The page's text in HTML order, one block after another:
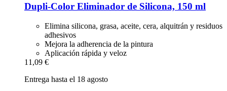
Dupli-Color Eliminador de Silicona, 150 ml
Elimina silicona, grasa, aceite, cera, alquitrán y residuos
adhesivos
Mejora la adherencia de la pintura
Aplicación rápida y veloz
11,09 €
Entrega hasta el 18 agosto